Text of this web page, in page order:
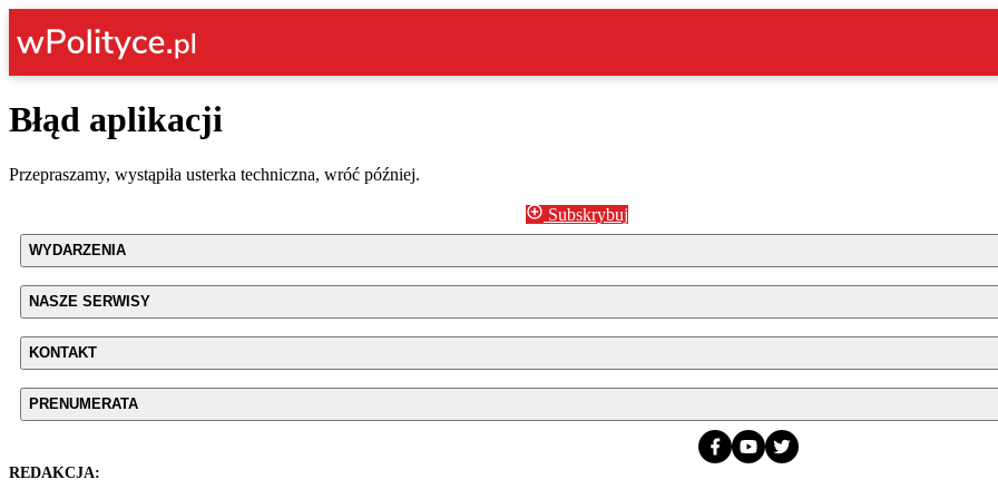
Błąd aplikacji
Przepraszamy, wystąpiła usterka techniczna, wróć później.
Subskrybuj
WYDARZENIA
NASZE SERWISY
KONTAKT
PRENUMERATA
REDAKCJA: